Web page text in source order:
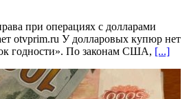
при операциях с долларами
otvprim.ru У долларовых купюр нет
годности». По законам США, [...]